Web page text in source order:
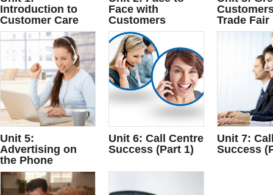
Introduction to
Customer Care
Face with
Customers
Trade Fair
Unit 5:
Advertising on
the Phone
Unit 6: Call Centre
Success (Part 1)
Unit 7:
Success